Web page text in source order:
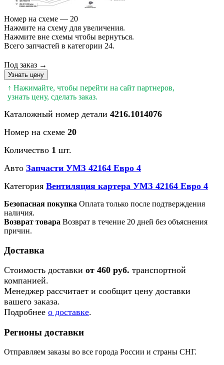
Номер на схеме — 20
Нажмите на схему для увеличения.
Нажмите вне схемы чтобы вернуться.
Всего запчастей в категории 24.
Под заказ →
Узнать цену
↑ Нажимайте, чтобы перейти на сайт партнеров,
узнать цену, сделать заказ.
Каталожный номер детали 4216.1014076
Номер на схеме 20
Количество 1 шт.
Авто Запчасти УМЗ 42164 Евро 4
Категория Вентиляция картера УМЗ 42164 Евро 4
Безопасная покупка Оплата только после подтверждения
наличия.
Возврат товара Возврат в течение 20 дней без объяснения
причин.
Доставка
Стоимость доставки от 460 руб. транспортной
компанией.
Менеджер рассчитает и сообщит цену доставки
вашего заказа.
Подробнее о доставке.
Регионы доставки
Отправляем заказы во все города России и страны СНГ.